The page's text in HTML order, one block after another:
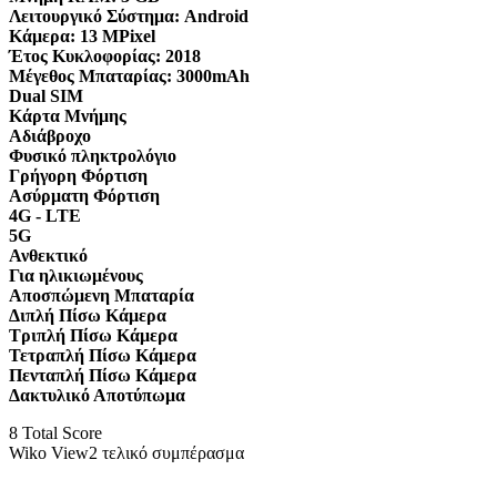
Λειτουργικό Σύστημα: Android
Κάμερα: 13 MPixel
Έτος Κυκλοφορίας: 2018
Μέγεθος Μπαταρίας: 3000mAh
Dual SIM
Κάρτα Μνήμης
Αδιάβροχο
Φυσικό πληκτρολόγιο
Γρήγορη Φόρτιση
Ασύρματη Φόρτιση
4G - LTE
5G
Ανθεκτικό
Για ηλικιωμένους
Αποσπώμενη Μπαταρία
Διπλή Πίσω Κάμερα
Τριπλή Πίσω Κάμερα
Τετραπλή Πίσω Κάμερα
Πενταπλή Πίσω Κάμερα
Δακτυλικό Αποτύπωμα
8 Total Score
Wiko View2 τελικό συμπέρασμα